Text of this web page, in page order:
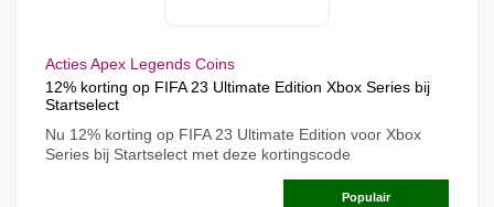
Acties Apex Legends Coins
12% korting op FIFA 23 Ultimate Edition Xbox Series bij
Startselect
Nu 12% korting op FIFA 23 Ultimate Edition voor Xbox
Series bij Startselect met deze kortingscode
Populair